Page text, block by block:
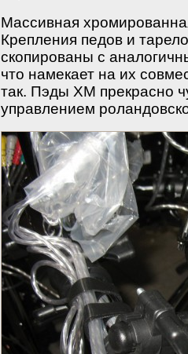
Массивная
Крепления педов и
скопированы с
что намекает на их
так. Пэды XM прекрасно
управлением